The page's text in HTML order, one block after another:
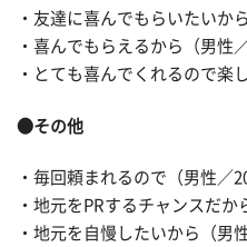
・友達に喜んでもらいたいか
・喜んでもらえるから（男性
・とても喜んでくれるので楽
●その他
・毎回頼まれるので（男性／
・地元をPRするチャンスだか
・地元を自慢したいから（男